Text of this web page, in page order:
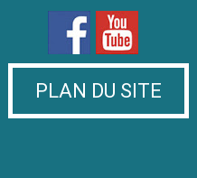
PLAN DU SITE